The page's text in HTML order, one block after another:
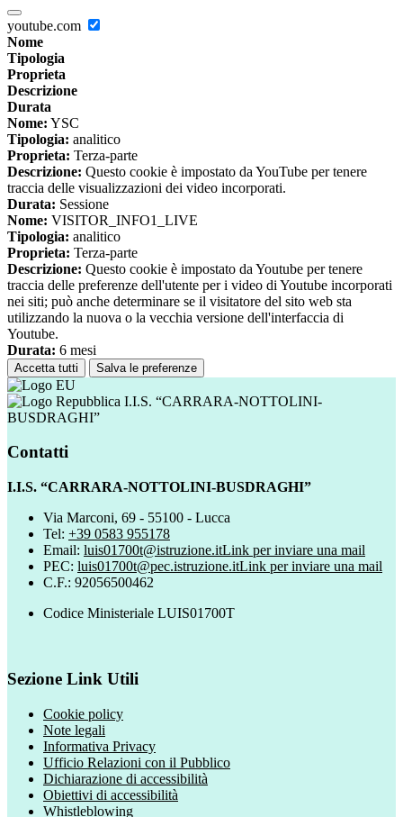
youtube.com
Nome
Tipologia
Proprieta
Descrizione
Durata
Nome: YSC
Tipologia: analitico
Proprieta: Terza-parte
Descrizione: Questo cookie è impostato da YouTube per tenere
traccia delle visualizzazioni dei video incorporati.
Durata: Sessione
Nome: VISITOR_INFO1_LIVE
Tipologia: analitico
Proprieta: Terza-parte
Descrizione: Questo cookie è impostato da Youtube per tenere
traccia delle preferenze dell'utente per i video di Youtube incorporati
nei siti; può anche determinare se il visitatore del sito web sta
utilizzando la nuova o la vecchia versione dell'interfaccia di
Youtube.
Durata: 6 mesi
Accetta tutti Salva le preferenze
I.I.S. “CARRARA-NOTTOLINI-
BUSDRAGHI”
Contatti
I.I.S. “CARRARA-NOTTOLINI-BUSDRAGHI”
Via Marconi, 69 - 55100 - Lucca
Tel: +39 0583 955178
Email: luis01700t@istruzione.itLink per inviare una mail
PEC: luis01700t@pec.istruzione.itLink per inviare una mail
C.F.: 92056500462
Codice Ministeriale LUIS01700T
Sezione Link Utili
Cookie policy
Note legali
Informativa Privacy
Ufficio Relazioni con il Pubblico
Dichiarazione di accessibilità
Obiettivi di accessibilità
Whistleblowing